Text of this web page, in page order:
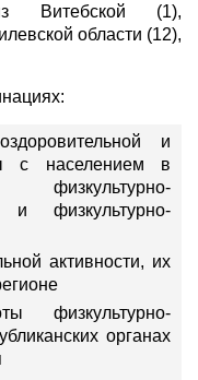
Витебской (1),
области (12),
и
с населением в
физкультурно-
и физкультурно-
активности, их
физкультурно-
органах